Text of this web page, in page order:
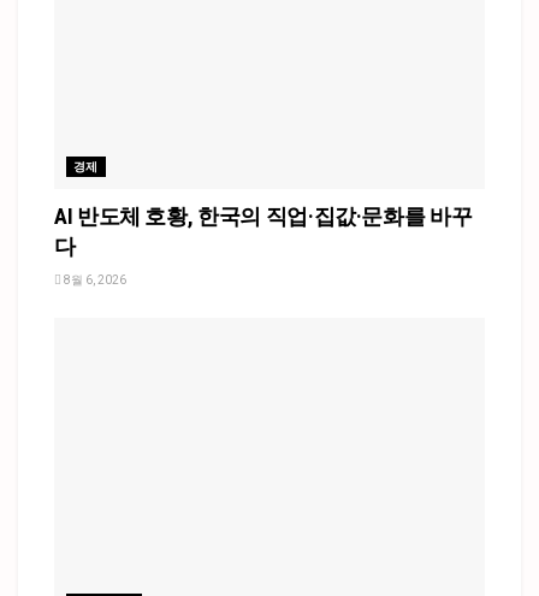
경제
AI 반도체 호황, 한국의 직업·집값·문화를 바꾸
다
8월 6, 2026